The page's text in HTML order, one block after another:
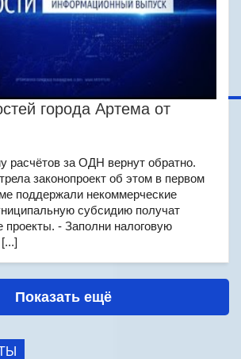
города Артема от
расчётов за ОДН вернут обратно.
законопроект об этом в первом
поддержали некоммерческие
субсидию получат
- Заполни налоговую
Показать ещё